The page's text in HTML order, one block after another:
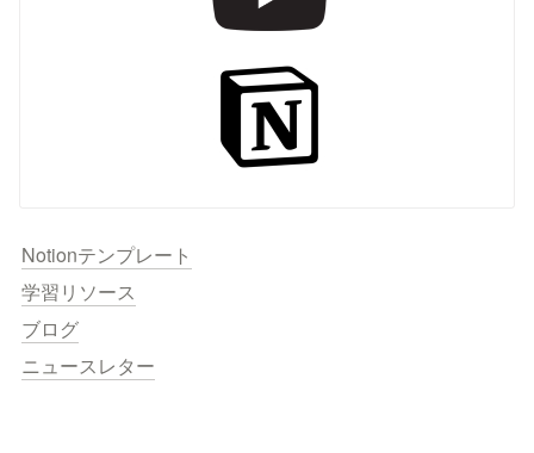
Notionテンプレート
学習リソース
ブログ
ニュースレター